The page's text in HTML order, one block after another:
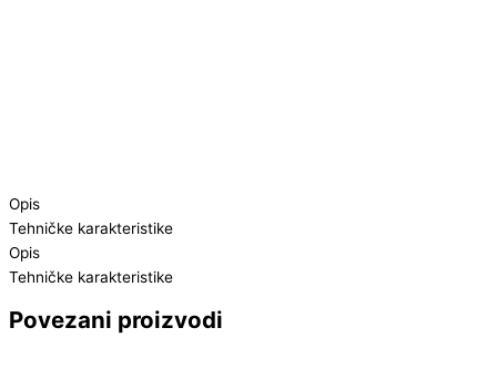
Opis
Tehničke karakteristike
Opis
Tehničke karakteristike
Povezani proizvodi